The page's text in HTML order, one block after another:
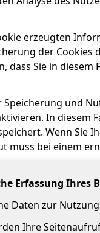
erzeugten
der
dass Sie in
Speicherung und
In diesem
Wenn Sie
muss bei einem
Erfassung Ihres
Daten zur
Ihre